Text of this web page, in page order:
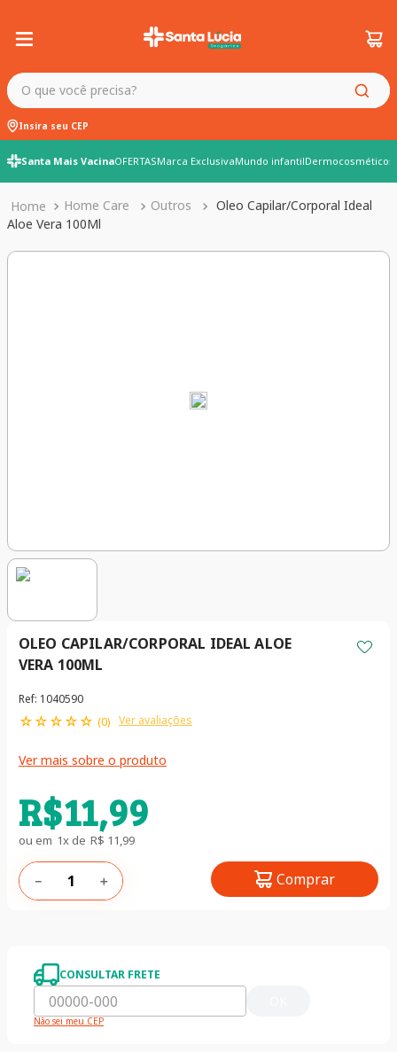
O que você precisa?
Insira seu CEP
Santa Mais VacinaOFERTASMarca ExclusivaMundo infantilDermocosméticos
Home Care Outros
Oleo Capilar/Corporal Ideal
Aloe Vera 100Ml
OLEO CAPILAR/CORPORAL IDEAL ALOE
VERA 100ML
Ref: 1040590
☆☆☆☆☆ (0) Ver avaliações
Ver mais sobre o produto
R$11,99
ou em 1x de R$ 11,99
＋
－ Comprar
CONSULTAR FRETE
Não sei meu CEP